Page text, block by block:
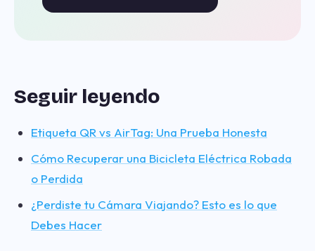
Seguir leyendo
Etiqueta QR vs AirTag: Una Prueba Honesta
Cómo Recuperar una Bicicleta Eléctrica Robada
o Perdida
¿Perdiste tu Cámara Viajando? Esto es lo que
Debes Hacer